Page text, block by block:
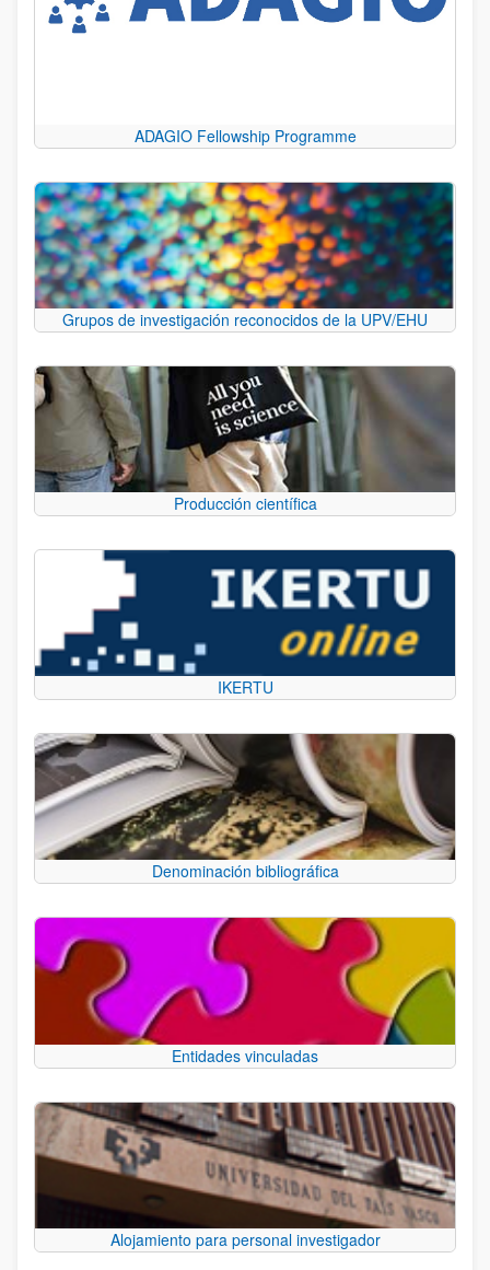
ADAGIO Fellowship Programme
Grupos de investigación reconocidos de la UPV/EHU
Producción científica
IKERTU
Denominación bibliográfica
Entidades vinculadas
Alojamiento para personal investigador